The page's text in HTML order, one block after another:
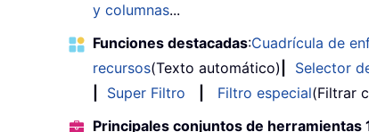
y columnas...
Funciones destacadas:Cuadrícula de
recursos(Texto automático) Selector
Super Filtro Filtro especial(Filtrar
Principales conjuntos de herramientas